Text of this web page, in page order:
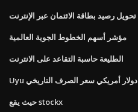
تحويل رصيد بطاقة الائتمان عبر الإنترنت
مؤشر أسهم الخطوط الجوية العالمية
الطليعة حاسبة التقاعد على الانترنت
Uyu دولار أمريكي سعر الصرف التاريخي
حيث يقع stockx